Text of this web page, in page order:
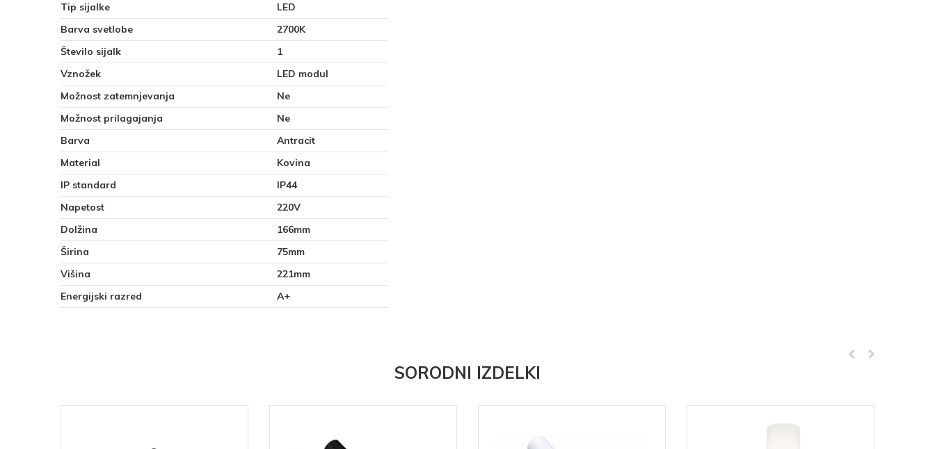
Tip sijalke
LED
Barva svetlobe
2700K
Število sijalk
1
Vznožek
LED modul
Možnost zatemnjevanja
Ne
Možnost prilagajanja
Ne
Barva
Antracit
Material
Kovina
IP standard
IP44
Napetost
220V
Dolžina
166mm
Širina
75mm
Višina
221mm
Energijski razred
A+
SORODNI IZDELKI